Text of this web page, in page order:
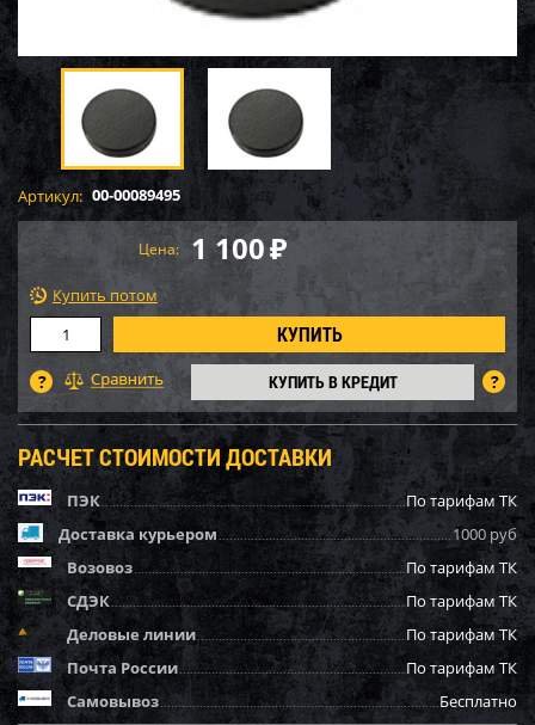
Артикул: 00-00089495
Цена: 1 100₽
Купить потом
КУПИТЬ В КРЕДИТ
РАСЧЕТ СТОИМОСТИ ДОСТАВКИ
ПЭК
По тарифам ТК
Доставка курьером
1000 руб
Возовоз
По тарифам ТК
СДЭК
По тарифам ТК
Деловые линии
По тарифам ТК
Почта России
По тарифам ТК
Самовывоз
Бесплатно